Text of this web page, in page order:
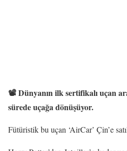
📽️ Dünyanın ilk sertifikalı uçan
sürede uçağa dönüşüyor.
Fütüristik bu ​​uçan ‘AirCar’ Çin’e